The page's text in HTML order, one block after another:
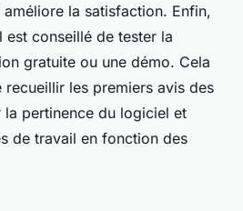
la satisfaction. Enfin,
est conseillé de tester la
gratuite ou une démo. Cela
recueillir les premiers avis des
la pertinence du logiciel et
de travail en fonction des